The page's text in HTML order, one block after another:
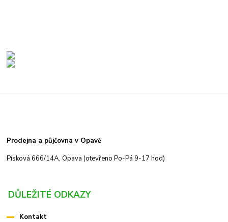
Prodejna a půjčovna v Opavě
Písková 666/14A, Opava (otevřeno Po-Pá 9-17 hod)
DŮLEŽITÉ ODKAZY
Kontakt